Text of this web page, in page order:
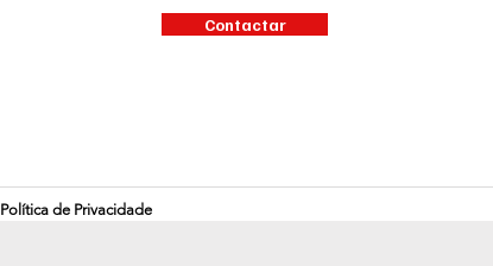
Contactar
Política de Privacidade